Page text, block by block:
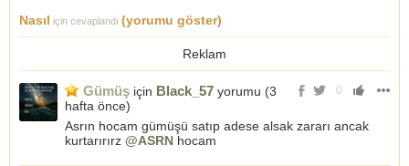
Nasıl için cevaplandı (yorumu göster)
Reklam
0
Gümüş için Black_57 yorumu (3
hafta önce)
Asrın hocam gümüşü satıp adese alsak zararı ancak
kurtarırırz @ASRN hocam